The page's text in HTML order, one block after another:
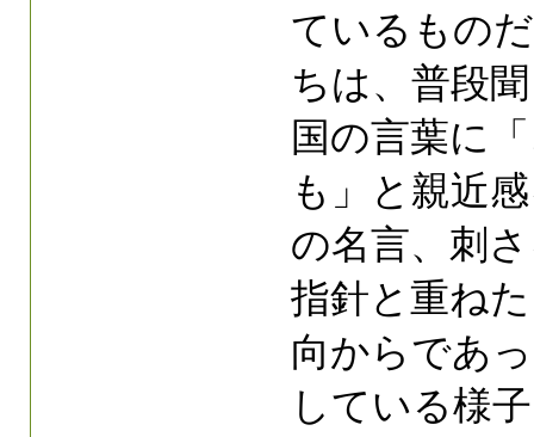
ているもの
ちは、普段
国の言葉に
も」と親近
の名言、刺
指針と重ね
向からであ
している様